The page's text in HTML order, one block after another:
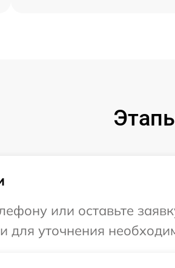
или оставьте
для уточнения